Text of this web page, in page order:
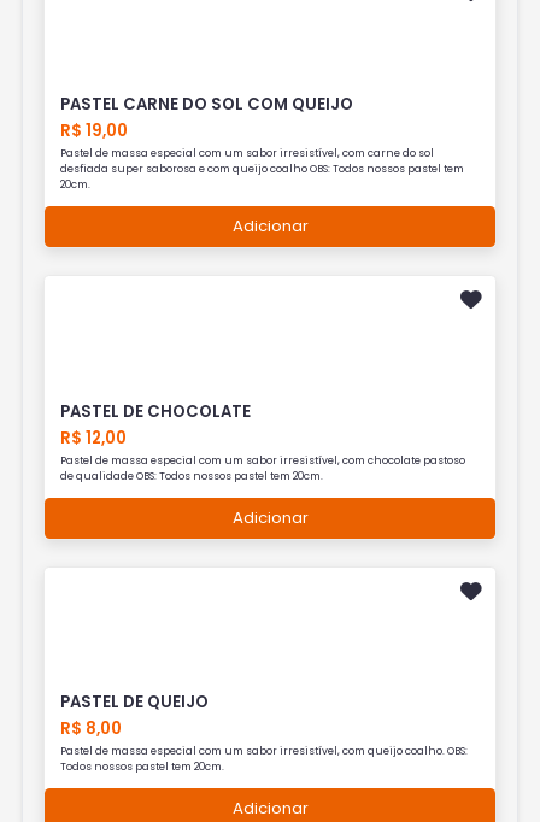
PASTEL CARNE DO SOL COM QUEIJO
R$ 19,00
Pastel de massa especial com um sabor irresistível, com carne do sol
desfiada super saborosa e com queijo coalho OBS: Todos nossos pastel tem
20cm.
Adicionar
PASTEL DE CHOCOLATE
R$ 12,00
Pastel de massa especial com um sabor irresistível, com chocolate pastoso
de qualidade OBS: Todos nossos pastel tem 20cm.
Adicionar
PASTEL DE QUEIJO
R$ 8,00
Pastel de massa especial com um sabor irresistível, com queijo coalho. OBS:
Todos nossos pastel tem 20cm.
Adicionar